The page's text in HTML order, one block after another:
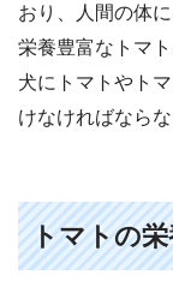
おり、人間の体
栄養豊富なトマ
犬にトマトやト
けなければなら
トマトの